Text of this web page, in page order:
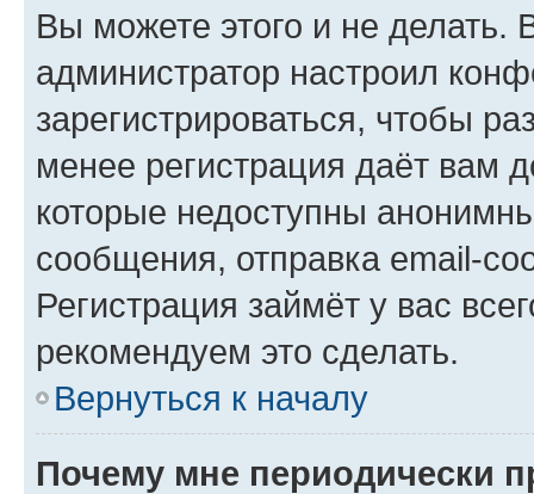
Вы можете этого и не делать.
администратор настроил
зарегистрироваться, чтобы
менее регистрация даёт вам
которые недоступны
сообщения, отправка email-
Регистрация займёт у вас
рекомендуем это сделать.
Вернуться к началу
Почему мне периодически